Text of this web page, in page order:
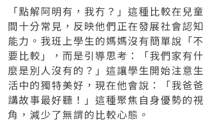
「點解阿明有，我冇？」這種比較在兒童
間十分常見，反映他們正在發展社會認知
能力。我班上學生的媽媽沒有簡單說「不
要比較」，而是引導思考：「我們家有什
麼是別人沒有的？」這讓學生開始注意生
活中的獨特美好，現在他會說：「我爸爸
講故事最好聽！」這種聚焦自身優勢的視
角，減少了無謂的比較心態。